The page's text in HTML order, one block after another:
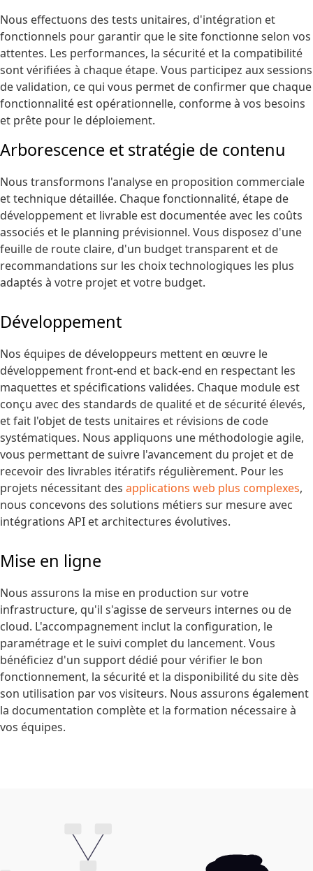
Nous effectuons des tests unitaires, d'intégration et
fonctionnels pour garantir que le site fonctionne selon vos
attentes. Les performances, la sécurité et la compatibilité
sont vérifiées à chaque étape. Vous participez aux sessions
de validation, ce qui vous permet de confirmer que chaque
fonctionnalité est opérationnelle, conforme à vos besoins
et prête pour le déploiement.
Arborescence et stratégie de contenu
Nous transformons l'analyse en proposition commerciale
et technique détaillée. Chaque fonctionnalité, étape de
développement et livrable est documentée avec les coûts
associés et le planning prévisionnel. Vous disposez d'une
feuille de route claire, d'un budget transparent et de
recommandations sur les choix technologiques les plus
adaptés à votre projet et votre budget.
Développement
Nos équipes de développeurs mettent en œuvre le
développement front-end et back-end en respectant les
maquettes et spécifications validées. Chaque module est
conçu avec des standards de qualité et de sécurité élevés,
et fait l'objet de tests unitaires et révisions de code
systématiques. Nous appliquons une méthodologie agile,
vous permettant de suivre l'avancement du projet et de
recevoir des livrables itératifs régulièrement. Pour les
projets nécessitant des applications web plus complexes,
nous concevons des solutions métiers sur mesure avec
intégrations API et architectures évolutives.
Mise en ligne
Nous assurons la mise en production sur votre
infrastructure, qu'il s'agisse de serveurs internes ou de
cloud. L'accompagnement inclut la configuration, le
paramétrage et le suivi complet du lancement. Vous
bénéficiez d'un support dédié pour vérifier le bon
fonctionnement, la sécurité et la disponibilité du site dès
son utilisation par vos visiteurs. Nous assurons également
la documentation complète et la formation nécessaire à
vos équipes.